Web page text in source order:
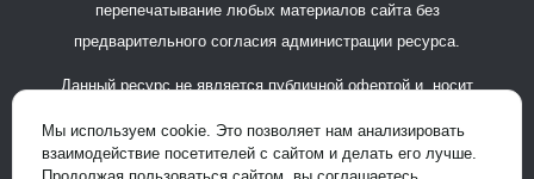
перепечатывание любых материалов сайта без
предварительного согласия администрации ресурса.
Данный ресурс не является публичной офертой и носит
подробной информации обращайтесь в офисы продаж.
Мы используем cookie. Это позволяет нам анализировать
взаимодействие посетителей с сайтом и делать его лучше.